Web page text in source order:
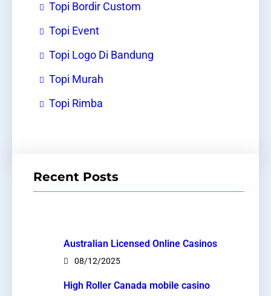
Topi Bordir Custom
Topi Event
Topi Logo Di Bandung
Topi Murah
Topi Rimba
Recent Posts
Australian Licensed Online Casinos
08/12/2025
High Roller Canada mobile casino